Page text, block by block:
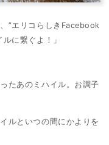
”エリコらしきFacebook
に繋ぐよ！」
たあのミハイル。お調子
ルといつの間にかよりを